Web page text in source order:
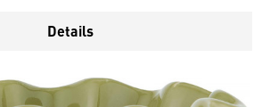
Familie satt.Für die Reinigung im
aus dem Kühlschrank oder
in den heißen Ofen stellen!
Details